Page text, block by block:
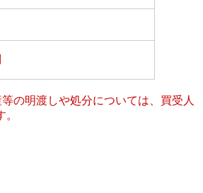
の明渡しや処分については、買受人